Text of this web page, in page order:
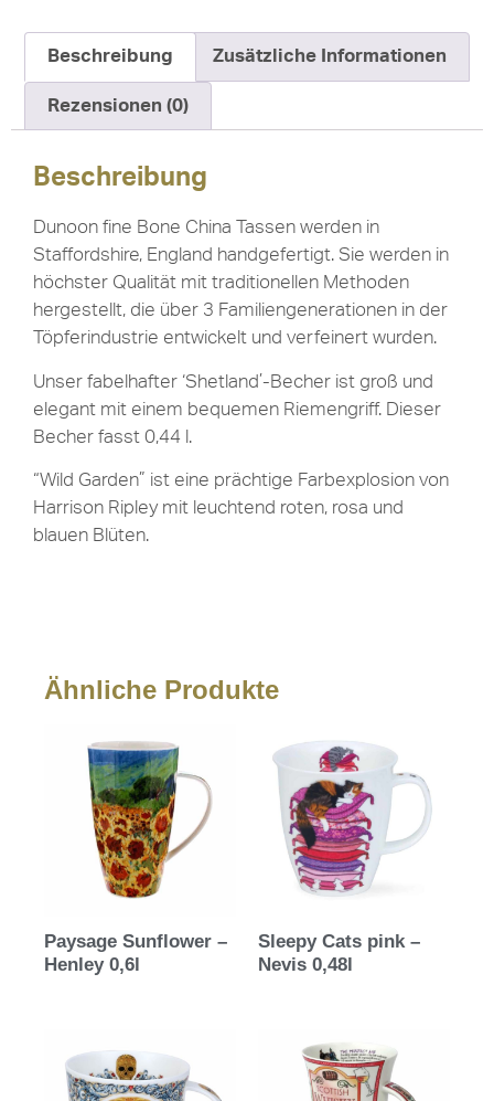
Beschreibung Zusätzliche Informationen
Rezensionen (0)
Beschreibung
Dunoon fine Bone China Tassen werden in
Staffordshire, England handgefertigt. Sie werden in
höchster Qualität mit traditionellen Methoden
hergestellt, die über 3 Familiengenerationen in der
Töpferindustrie entwickelt und verfeinert wurden.
Unser fabelhafter ‘Shetland’-Becher ist groß und
elegant mit einem bequemen Riemengriff. Dieser
Becher fasst 0,44 l.
“Wild Garden” ist eine prächtige Farbexplosion von
Harrison Ripley mit leuchtend roten, rosa und
blauen Blüten.
Ähnliche Produkte
Paysage Sunflower –
Henley 0,6l
Sleepy Cats pink –
Nevis 0,48l